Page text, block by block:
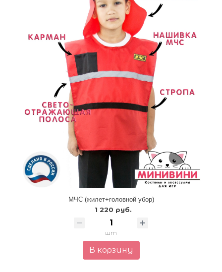
МЧС (жилет+головной убор)
1 220 руб.
шт
В корзину